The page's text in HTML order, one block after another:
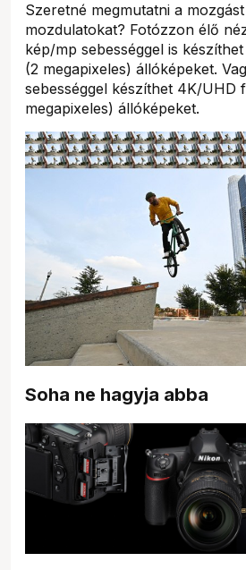
Szeretné megmutatni a
mozdulatokat? Fotózzon élő
kép/mp sebességgel is
(2 megapixeles) állóképeket.
sebességgel készíthet 4K/UHD
megapixeles) állóképeket.
Soha ne hagyja abba